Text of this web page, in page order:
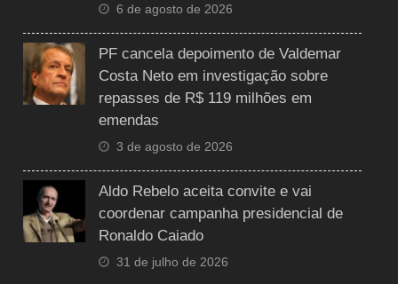
6 de agosto de 2026
PF cancela depoimento de Valdemar
Costa Neto em investigação sobre
repasses de R$ 119 milhões em
emendas
3 de agosto de 2026
Aldo Rebelo aceita convite e vai
coordenar campanha presidencial de
Ronaldo Caiado
31 de julho de 2026